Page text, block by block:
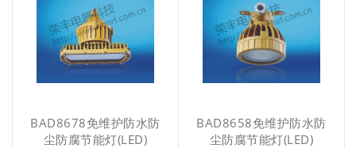
BAD8678免维护防水防
尘防腐节能灯(LED)
BAD8658免维护防水防
尘防腐节能灯(LED)